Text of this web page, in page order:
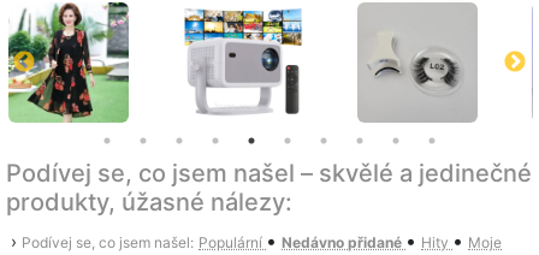
Podívej se, co jsem našel – skvělé a jedinečné
produkty, úžasné nálezy:
› Podívej se, co jsem našel: Populární • Nedávno přidané • Hity • Moje